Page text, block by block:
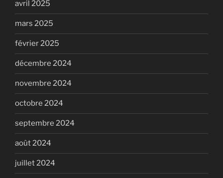
avril 2025
mars 2025
février 2025
décembre 2024
novembre 2024
octobre 2024
septembre 2024
août 2024
juillet 2024